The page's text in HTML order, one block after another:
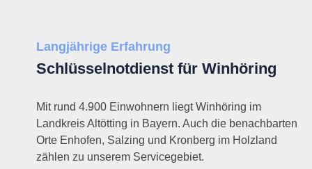
Langjährige Erfahrung
Schlüsselnotdienst für Winhöring
Mit rund 4.900 Einwohnern liegt Winhöring im
Landkreis Altötting in Bayern. Auch die benachbarten
Orte Enhofen, Salzing und Kronberg im Holzland
zählen zu unserem Servicegebiet.